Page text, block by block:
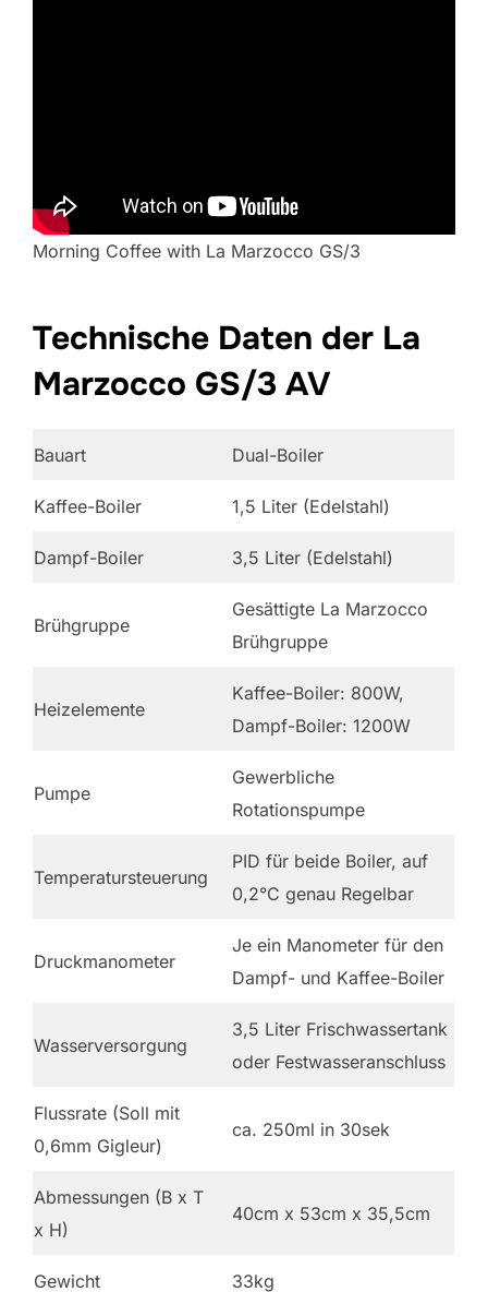
Morning Coffee with La Marzocco GS/3
Technische Daten der La
Marzocco GS/3 AV
Bauart Dual-Boiler
Kaffee-Boiler 1,5 Liter (Edelstahl)
Dampf-Boiler 3,5 Liter (Edelstahl)
Brühgruppe
Gesättigte La Marzocco
Brühgruppe
Heizelemente
Kaffee-Boiler: 800W,
Dampf-Boiler: 1200W
Pumpe
Gewerbliche
Rotationspumpe
Temperatursteuerung
PID für beide Boiler, auf
0,2°C genau Regelbar
Druckmanometer
Je ein Manometer für den
Dampf- und Kaffee-Boiler
Wasserversorgung
3,5 Liter Frischwassertank
oder Festwasseranschluss
Flussrate (Soll mit
0,6mm Gigleur)
ca. 250ml in 30sek
Abmessungen (B x T
x H)
40cm x 53cm x 35,5cm
Gewicht 33kg